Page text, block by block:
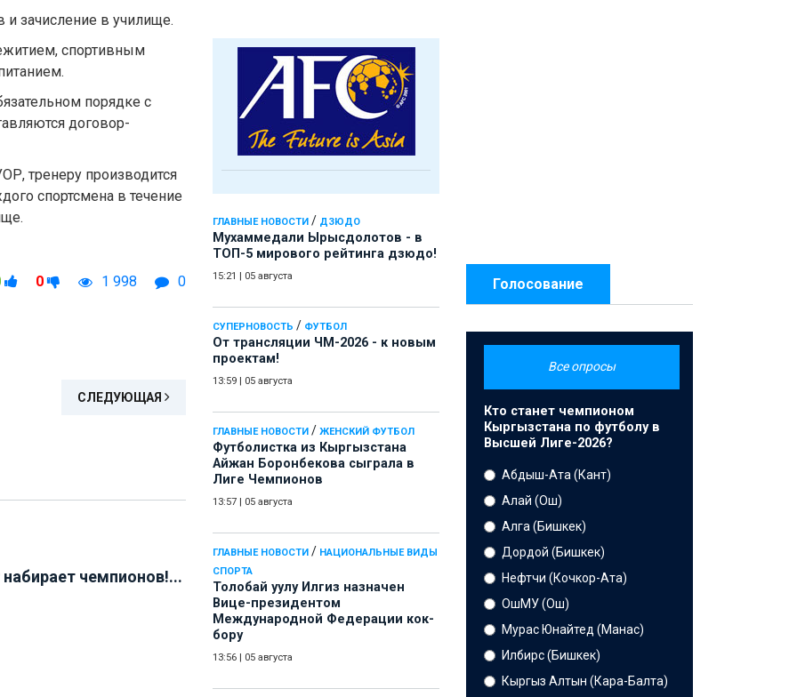
ГЛАВНЫЕ НОВОСТИ / ДЗЮДО
Мухаммедали Ырысдолотов - в
ТОП-5 мирового рейтинга дзюдо!
15:21 05 августа
СУПЕРНОВОСТЬ / ФУТБОЛ
От трансляции ЧМ-2026 - к новым
проектам!
13:59 05 августа
ГЛАВНЫЕ НОВОСТИ / ЖЕНСКИЙ ФУТБОЛ
Футболистка из Кыргызстана
Айжан Боронбекова сыграла в
Лиге Чемпионов
13:57 05 августа
ГЛАВНЫЕ НОВОСТИ / НАЦИОНАЛЬНЫЕ ВИДЫ
СПОРТА
Толобай уулу Илгиз назначен
Вице-президентом
Международной Федерации кок-
бору
13:56 05 августа
и зачисление в училище.
спортивным
порядке с
договор-
тренеру производится
спортсмена в течение
0 1 998 0
СЛЕДУЮЩАЯ
чемпионов!...
Голосование
Все опросы
Кто станет чемпионом
Кыргызстана по футболу в
Высшей Лиге-2026?
Абдыш-Ата (Кант)
Алай (Ош)
Алга (Бишкек)
Дордой (Бишкек)
Нефтчи (Кочкор-Ата)
ОшМУ (Ош)
Мурас Юнайтед (Манас)
Илбирс (Бишкек)
Кыргыз Алтын (Кара-Балта)